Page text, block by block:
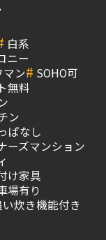
白系
ニー
マン# SOHO可
無料
ン
ぱなし
ーズマンション
け家具
場有り
炊き機能付き